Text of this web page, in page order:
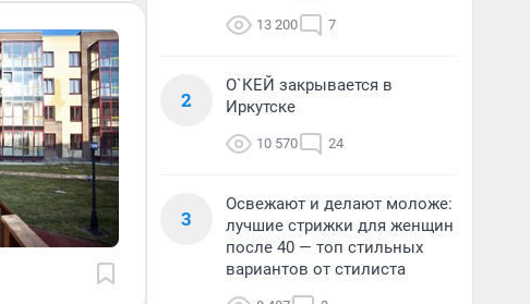
13 200 7
2
О`КЕЙ закрывается в
Иркутске
10 570 24
3
Освежают и делают моложе:
лучшие стрижки для женщин
после 40 — топ стильных
вариантов от стилиста